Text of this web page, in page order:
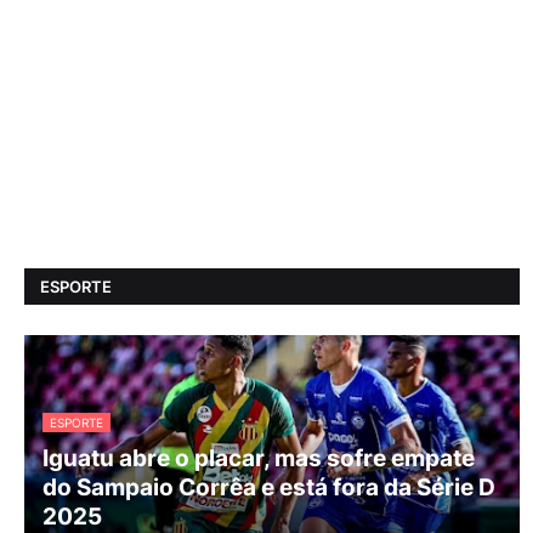
ESPORTE
ESPORTE
Iguatu abre o placar, mas sofre empate
do Sampaio Corrêa e está fora da Série D
2025